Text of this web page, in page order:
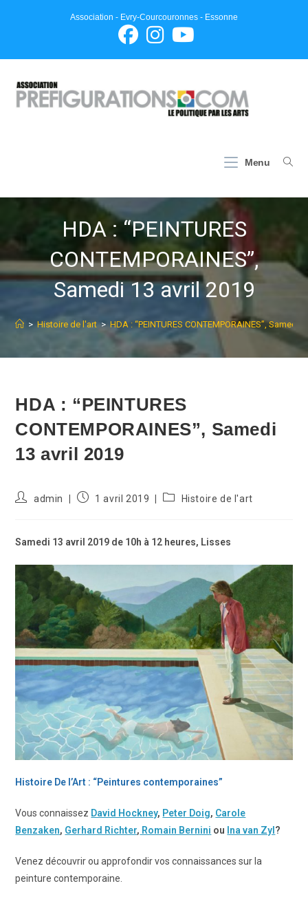
Association - Evry-Courcouronnes - Essonne
Menu
HDA : “PEINTURES
CONTEMPORAINES”,
Samedi 13 avril 2019
> Histoire de l'art > HDA : “PEINTURES CONTEMPORAINES”, Samedi
HDA : “PEINTURES
CONTEMPORAINES”, Samedi
13 avril 2019
Auteur/autrice
publication :
admin
Publication
1 avril 2019
PostHistoire de l'art
Samedi 13 avril 2019 de 10h à 12 heures, Lisses
Histoire De l’Art : “Peintures contemporaines”
Vous connaissez David Hockney, Peter Doig, Carole
Benzaken, Gerhard Richter, Romain Bernini ou Ina van Zyl ?
Venez découvrir ou approfondir vos connaissances sur la
peinture contemporaine.